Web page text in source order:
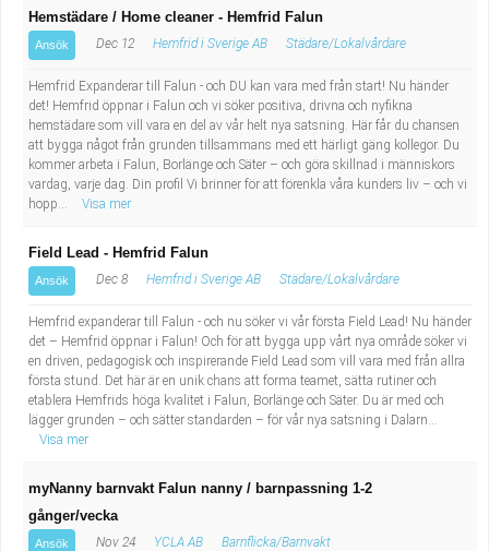
Hemstädare / Home cleaner - Hemfrid Falun
Ansök Dec 12 Hemfrid i Sverige AB Städare/Lokalvårdare
Hemfrid Expanderar till Falun - och DU kan vara med från start! Nu händer
det! Hemfrid öppnar i Falun och vi söker positiva, drivna och nyfikna
hemstädare som vill vara en del av vår helt nya satsning. Här får du chansen
att bygga något från grunden tillsammans med ett härligt gäng kollegor. Du
kommer arbeta i Falun, Borlänge och Säter – och göra skillnad i människors
vardag, varje dag. Din profil Vi brinner för att förenkla våra kunders liv – och vi
hopp...
Visa mer
Field Lead - Hemfrid Falun
Ansök Dec 8 Hemfrid i Sverige AB Städare/Lokalvårdare
Hemfrid expanderar till Falun - och nu söker vi vår första Field Lead! Nu händer
det – Hemfrid öppnar i Falun! Och för att bygga upp vårt nya område söker vi
en driven, pedagogisk och inspirerande Field Lead som vill vara med från allra
första stund. Det här är en unik chans att forma teamet, sätta rutiner och
etablera Hemfrids höga kvalitet i Falun, Borlänge och Säter. Du är med och
lägger grunden – och sätter standarden – för vår nya satsning i Dalarn...
Visa mer
myNanny barnvakt Falun nanny / barnpassning 1-2
gånger/vecka
Ansök Nov 24 YCLA AB Barnflicka/Barnvakt